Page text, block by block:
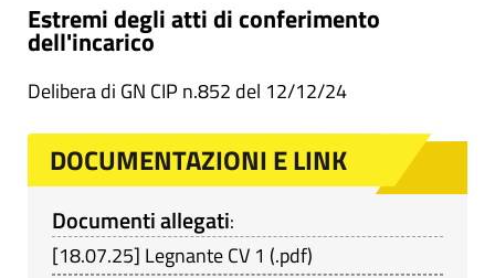
Estremi degli atti di conferimento
dell'incarico
Delibera di GN CIP n.852 del 12/12/24
DOCUMENTAZIONI E LINK
Documenti allegati:
[18.07.25] Legnante CV 1 (.pdf)